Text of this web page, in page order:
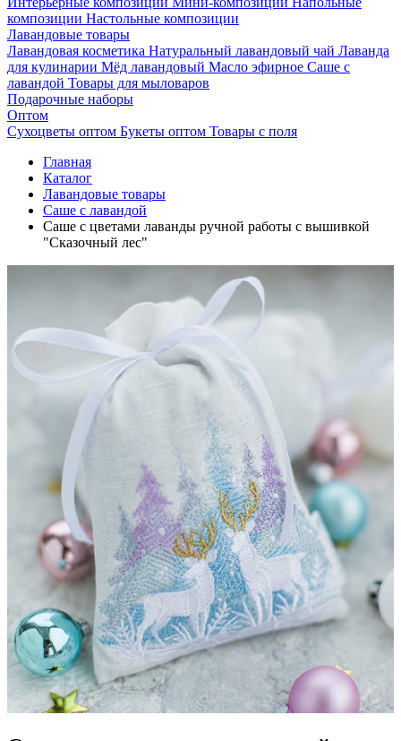
композиции Настольные композиции
Лавандовые товары
Лавандовая косметика Натуральный лавандовый чай Лаванда
для кулинарии Мёд лавандовый Масло эфирное Саше с
лавандой Товары для мыловаров
Подарочные наборы
Оптом
Сухоцветы оптом Букеты оптом Товары с поля
Главная
Каталог
Лавандовые товары
Саше с лавандой
Саше с цветами лаванды ручной работы с вышивкой
"Сказочный лес"